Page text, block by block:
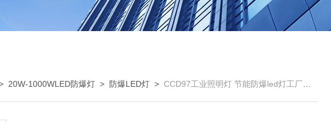
20W-1000WLED防爆灯 > 防爆LED灯 >CCD97工业照明灯 节能防爆led灯工厂投光灯